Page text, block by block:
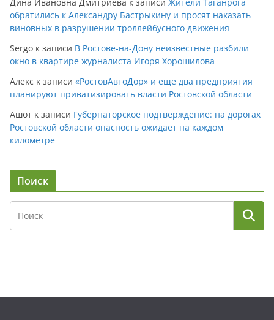
обратились к Александру Бастрыкину и просят наказать
виновных в разрушении троллейбусного движения
Sergo к записи В Ростове-на-Дону неизвестные разбили
окно в квартире журналиста Игоря Хорошилова
Алекс к записи «РостовАвтоДор» и еще два предприятия
планируют приватизировать власти Ростовской области
Ашот к записи Губернаторское подтверждение: на дорогах
Ростовской области опасность ожидает на каждом
километре
Поиск